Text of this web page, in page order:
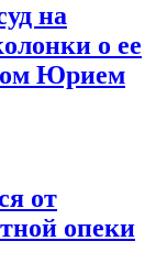
на
о ее
Юрием
от
опеки